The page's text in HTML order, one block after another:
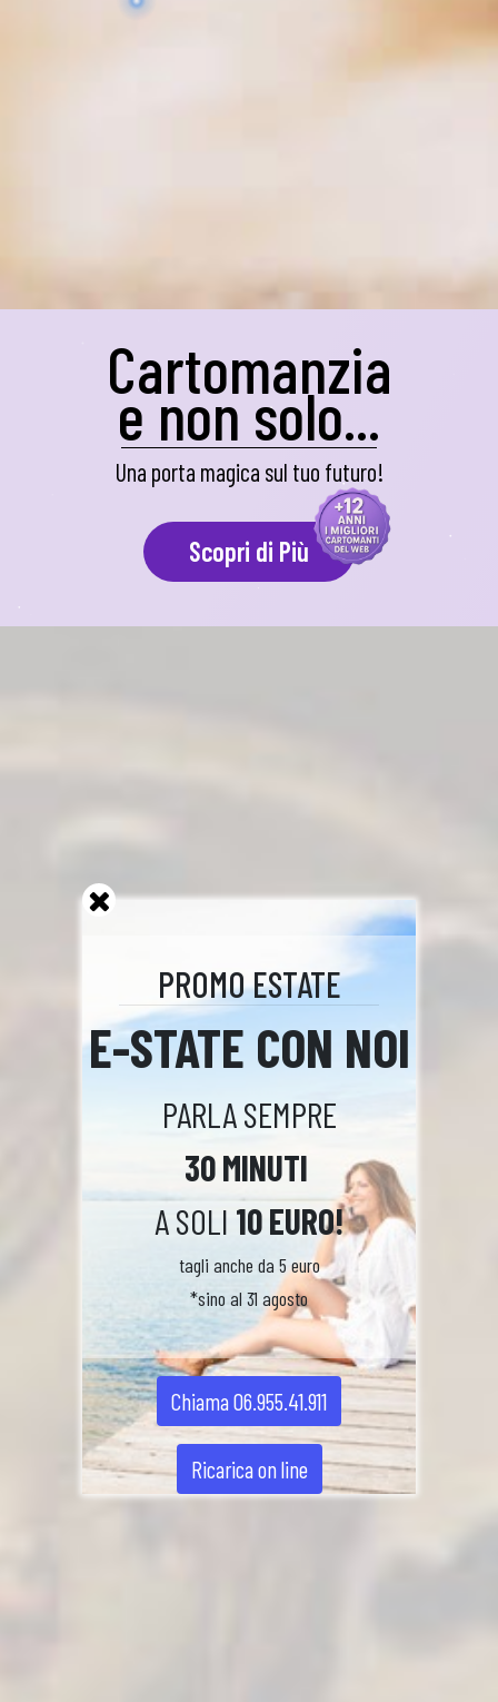
Cartomanzia
e non solo...
Una porta magica sul tuo futuro!
Scopri di Più
PROMO ESTATE
E-STATE CON NOI
PARLA SEMPRE
30 MINUTI
A SOLI 10 EURO!
tagli anche da 5 euro
*sino al 31 agosto
Chiama 06.955.41.911
Ricarica on line